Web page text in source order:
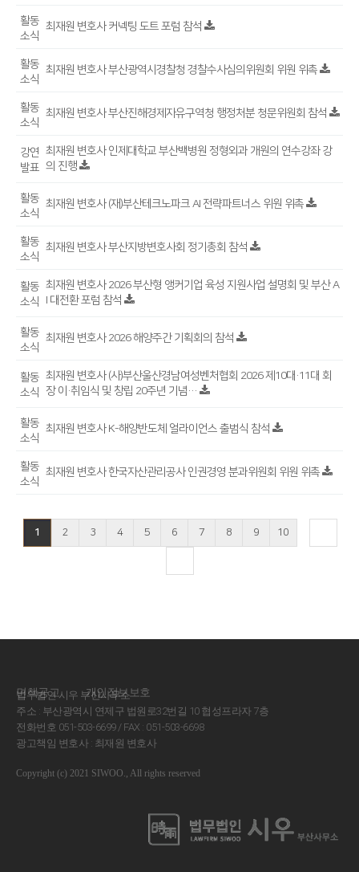
활동
소식
최재원 변호사 커넥팅 도트 포럼 참석
활동
소식
최재원 변호사 부산광역시경찰청 경찰수사심의위원회 위원 위촉
활동
소식
최재원 변호사 부산진해경제자유구역청 행정처분 청문위원회 참석
강연
발표
최재원 변호사 인제대학교 부산백병원 정형외과 개원의 연수강좌 강
의 진행
활동
소식
최재원 변호사 (재)부산테크노파크 AI 전략파트너스 위원 위촉
활동
소식
최재원 변호사 부산지방변호사회 정기총회 참석
활동
소식
최재원 변호사 2026 부산형 앵커기업 육성 지원사업 설명회 및 부산 A
I 대전환 포럼 참석
활동
소식
최재원 변호사 2026 해양주간 기획회의 참석
활동
소식
최재원 변호사 (사)부산울산경남여성벤처협회 2026 제10대·11대 회
장 이·취임식 및 창립 20주년 기념…
활동
소식
최재원 변호사 K-해양반도체 얼라이언스 출범식 참석
활동
소식
최재원 변호사 한국자산관리공사 인권경영 분과위원회 위원 위촉
1 2 3 4 5 6 7 8 9 10
법무법인 시우 부산사무소
주소 : 부산광역시 연제구 법원로32번길 10 협성프라자 7층
전화번호 051-503-6699 / FAX : 051-503-6698
광고책임 변호사 : 최재원 변호사
Copyright (c) 2021 SIWOO., All rights reserved
면책공고 개인정보보호